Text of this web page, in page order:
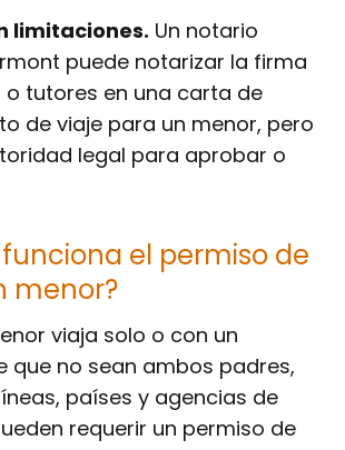
limitaciones. Un notario
puede notarizar la firma
o tutores en una carta de
de viaje para un menor, pero
legal para aprobar o
funciona el permiso de
menor?
viaja solo o con un
que no sean ambos padres,
países y agencias de
requerir un permiso de